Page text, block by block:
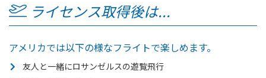
ライセンス取得後は...
アメリカでは以下の様なフライトで楽しめます。
友人と一緒にロサンゼルスの遊覧飛行